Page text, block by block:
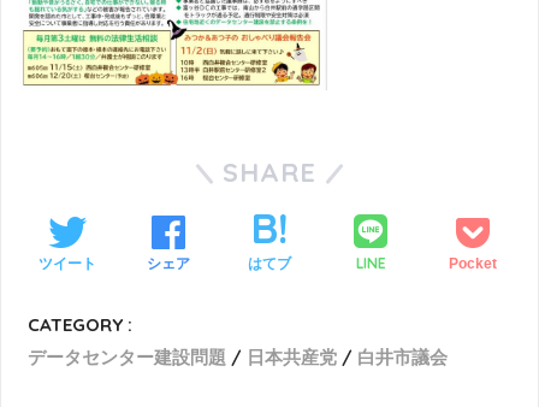
SHARE
ツイート シェア はてブ LINE Pocket
CATEGORY :
データセンター建設問題
日本共産党 白井市議会